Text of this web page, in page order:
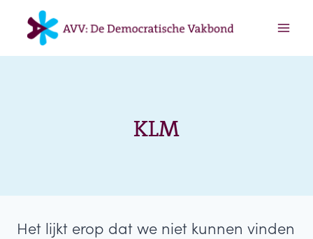
Doorgaan
naar
inhoud
KLM
Het lijkt erop dat we niet kunnen vinden